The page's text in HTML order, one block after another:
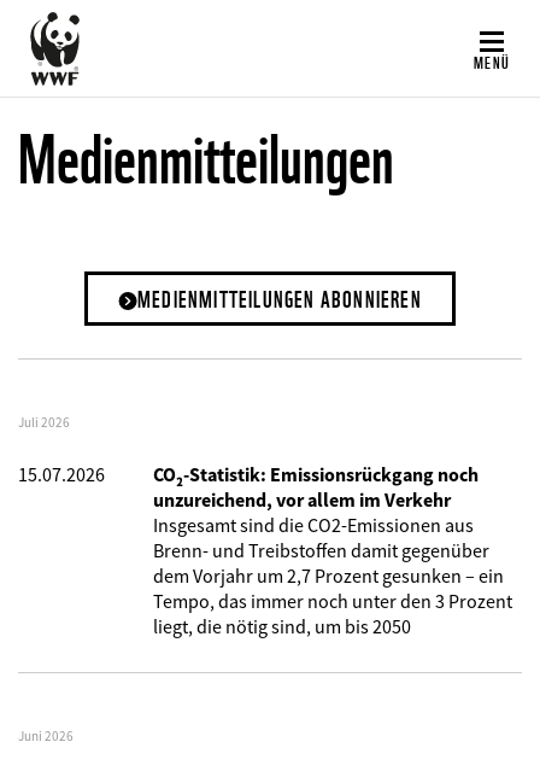
Direkt
zum
Inhalt
MENÜ
Medienmitteilungen
MEDIENMITTEILUNGEN ABONNIEREN
Juli 2026
15.07.2026
CO₂-Statistik: Emissionsrückgang noch
unzureichend, vor allem im Verkehr
Insgesamt sind die CO2-Emissionen aus
Brenn- und Treibstoffen damit gegenüber
dem Vorjahr um 2,7 Prozent gesunken – ein
Tempo, das immer noch unter den 3 Prozent
liegt, die nötig sind, um bis 2050
Juni 2026